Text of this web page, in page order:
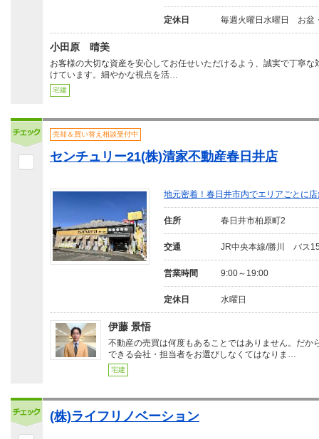
定休日 毎週火曜日水曜日 お盆
小田原 晴美
お客様の大切な資産を安心してお任せいただけるよう、誠実で丁寧な
けています。細やかな視点を活…
宅建
売却＆買い替え相談受付中
センチュリー21(株)清家不動産春日井店
地元密着！春日井市内でエリアごとに
住所 春日井市柏原町2
交通 JR中央本線/勝川 バス
営業時間 9:00～19:00
定休日 水曜日
伊藤 景悟
不動産の売買は何度もあることではありません。だか
できる会社・担当者をお選びしなくてはなりま…
宅建
(株)ライフリノベーション